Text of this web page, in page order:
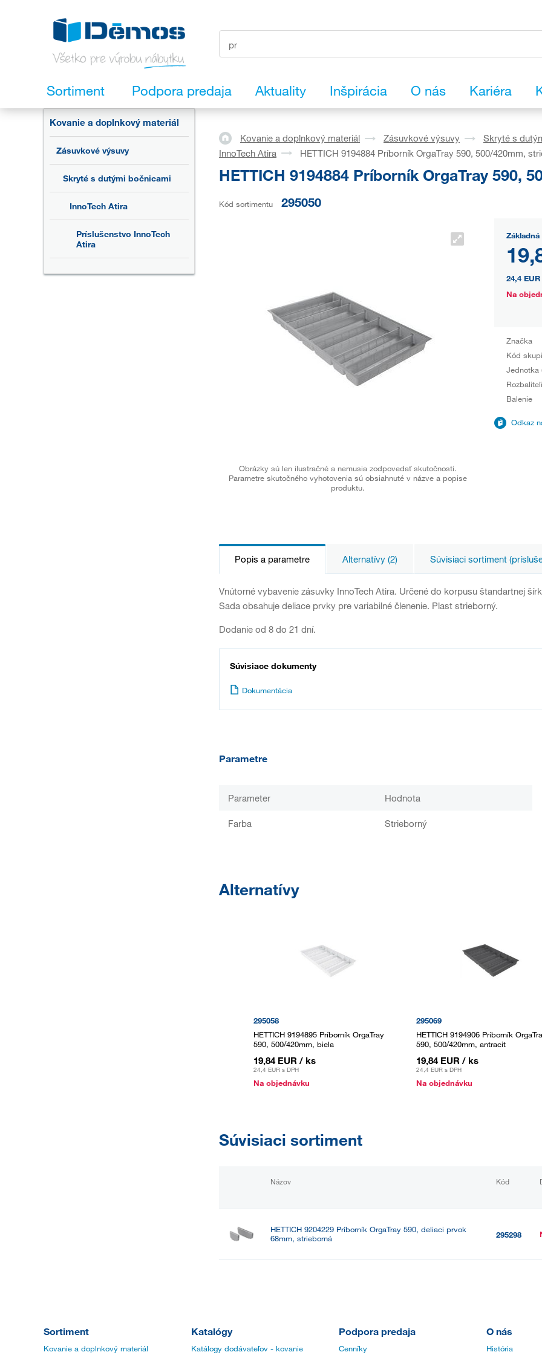
Sortiment Podpora predaja Aktuality Inšpirácia O nás Kariéra
Kovanie a doplnkový materiál
Zásuvkové výsuvy
Skryté s dutými bočnicami
InnoTech Atira
Príslušenstvo InnoTech
Atira
Kovanie a doplnkový materiál Zásuvkové výsuvy
Skryté s
InnoTech Atira
HETTICH 9194884 Príborník OrgaTray 590, 500/420mm,
HETTICH 9194884 Príborník OrgaTray 590,
Kód sortimentu 295050
Obrázky sú len ilustračné a nemusia zodpovedať skutočnosti.
Parametre skutočného vyhotovenia sú obsiahnuté v názve a popise
produktu.
24,4 EUR
Na
Značka
Kód
Jednotka
Balenie
Odkaz
Popis a parametre Alternatívy (2) Súvisiaci sortiment
Vnútorné vybavenie zásuvky InnoTech Atira. Určené do korpusu štandartnej
Sada obsahuje deliace prvky pre variabilné členenie. Plast strieborný.
Dodanie od 8 do 21 dní.
Súvisiace dokumenty
Dokumentácia
Parametre
Parameter Hodnota
Farba Strieborný
Alternatívy
295058
HETTICH 9194895 Príborník OrgaTray
590, 500/420mm, biela
19,84 EUR / ks
24,4 EUR s DPH
Na objednávku
295069
HETTICH 9194906 Príborník
590, 500/420mm, antracit
19,84 EUR / ks
24,4 EUR s DPH
Na objednávku
Súvisiaci sortiment
Názov Kód
HETTICH 9204229 Príborník OrgaTray 590, deliaci prvok
68mm, strieborná
295298
Sortiment
Kovanie a doplnkový materiál
Katalógy
Katálogy dodávateľov - kovanie
Podpora predaja
Cenníky
O nás
História